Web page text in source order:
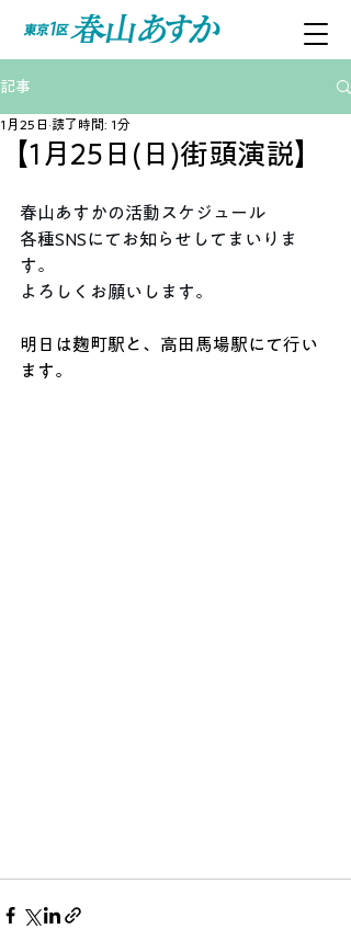
記事
【1月25日(日)街頭演説】
1月25日 読了時間: 1分
春山あすかの活動スケジュール
各種SNSにてお知らせしてまいりま
す。
よろしくお願いします。
明日は麹町駅と、高田馬場駅にて行い
ます。